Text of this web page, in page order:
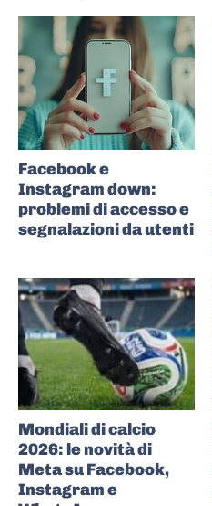
Facebook e
Instagram down:
problemi di accesso e
segnalazioni da utenti
Mondiali di calcio
2026: le novità di
Meta su Facebook,
Instagram e